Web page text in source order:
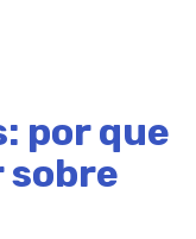
por que
sobre